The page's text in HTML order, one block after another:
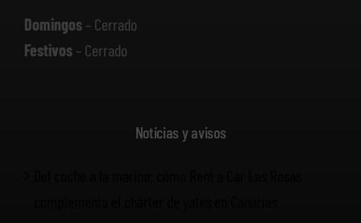
Domingos– Cerrado
Festivos– Cerrado
Noticias y avisos